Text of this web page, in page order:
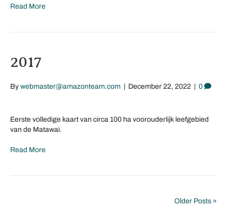
Read More
2017
By webmaster@amazonteam.com December 22, 2022 0
Eerste volledige kaart van circa 100 ha voorouderlijk leefgebied
van de Matawai.
Read More
Older Posts »